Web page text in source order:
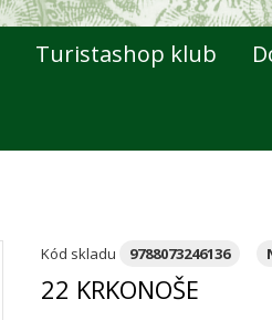
Turistashop klub
Kód skladu 9788073246136
22 KRKONOŠE